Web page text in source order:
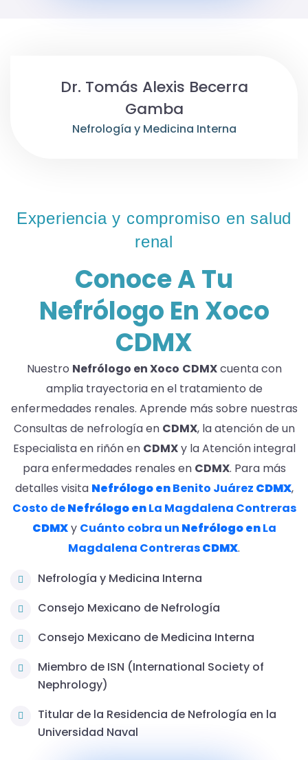
Dr. Tomás Alexis Becerra
Gamba
Nefrología y Medicina Interna
Experiencia y compromiso en salud
renal
Conoce A Tu
Nefrólogo En Xoco
CDMX
Nuestro Nefrólogo en Xoco CDMXcuenta con
amplia trayectoria en el tratamiento de
enfermedades renales. Aprende más sobre nuestras
Consultas de nefrología en CDMX, la atención de un
Especialista en riñón en CDMXy la Atención integral
para enfermedades renales en CDMX. Para más
detalles visita Nefrólogo enBenito Juárez CDMX,
Costo deNefrólogo enLa Magdalena Contreras
CDMXy Cuánto cobra un Nefrólogo enLa
Magdalena ContrerasCDMX.
Nefrología y Medicina Interna
Consejo Mexicano de Nefrología
Consejo Mexicano de Medicina Interna
Miembro de ISN (International Society of
Nephrology)
Titular de la Residencia de Nefrología en la
Universidad Naval